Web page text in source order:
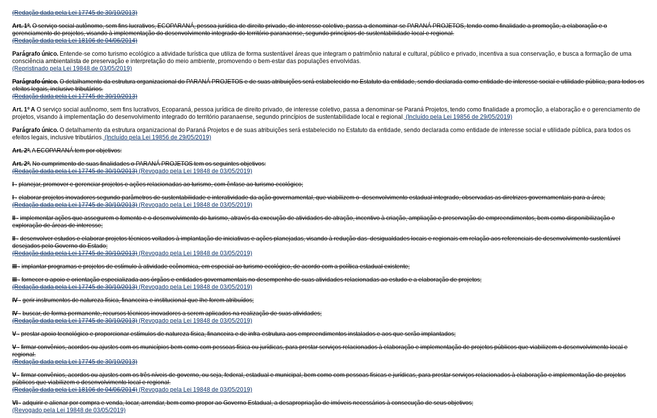
(Redação dada pela Lei 17745 de 30/10/2013)
Art. 1º. O serviço social autônomo, sem fins lucrativos, ECOPARANÁ, pessoa jurídica de direito privado, de interesse coletivo, passa a denominar-se PARANÁ PROJETOS, tendo como finalidade a promoção, a elaboração e o
gerenciamento de projetos, visando à implementação do desenvolvimento integrado do território paranaense, segundo princípios de sustentabilidade local e regional.
(Redação dada pela Lei 18106 de 04/06/2014)
Parágrafo único. Entende-se como turismo ecológico a atividade turística que utiliza de forma sustentável áreas que integram o patrimônio natural e cultural, público e privado, incentiva a sua conservação, e busca a formação de uma
consciência ambientalista de preservação e interpretação do meio ambiente, promovendo o bem-estar das populações envolvidas.
(Repristinado pela Lei 19848 de 03/05/2019)
Parágrafo único. O detalhamento da estrutura organizacional do PARANÁ PROJETOS e de suas atribuições será estabelecido no Estatuto da entidade, sendo declarada como entidade de interesse social e utilidade pública, para todos os
efeitos legais, inclusive tributários.
(Redação dada pela Lei 17745 de 30/10/2013)
Art. 1º A O serviço social autônomo, sem fins lucrativos, Ecoparaná, pessoa jurídica de direito privado, de interesse coletivo, passa a denominar-se Paraná Projetos, tendo como finalidade a promoção, a elaboração e o gerenciamento de
projetos, visando à implementação do desenvolvimento integrado do território paranaense, segundo princípios de sustentabilidade local e regional. (Incluído pela Lei 19856 de 29/05/2019)
Parágrafo único. O detalhamento da estrutura organizacional do Paraná Projetos e de suas atribuições será estabelecido no Estatuto da entidade, sendo declarada como entidade de interesse social e utilidade pública, para todos os
efeitos legais, inclusive tributários. (Incluído pela Lei 19856 de 29/05/2019)
Art. 2º.A ECOPARANÁ tem por objetivos:
Art. 2º. No cumprimento de suas finalidades o PARANÁ PROJETOS tem os seguintes objetivos:
(Redação dada pela Lei 17745 de 30/10/2013) (Revogado pela Lei 19848 de 03/05/2019)
I - planejar, promover e gerenciar projetos e ações relacionadas ao turismo, com ênfase ao turismo ecológico;
I - elaborar projetos inovadores segundo parâmetros de sustentabilidade e interatividade da ação governamental, que viabilizem o desenvolvimento estadual integrado, observadas as diretrizes governamentais para a área;
(Redação dada pela Lei 17745 de 30/10/2013) (Revogado pela Lei 19848 de 03/05/2019)
II - implementar ações que assegurem o fomento e o desenvolvimento do turismo, através da execução de atividades de atração, incentivo à criação, ampliação e preservação de empreendimentos, bem como disponibilização e
exploração de áreas de interesse;
II - desenvolver estudos e elaborar projetos técnicos voltados à implantação de iniciativas e ações planejadas, visando à redução das desigualdades locais e regionais em relação aos referenciais de desenvolvimento sustentável
desejados pelo Governo do Estado;
(Redação dada pela Lei 17745 de 30/10/2013) (Revogado pela Lei 19848 de 03/05/2019)
III - implantar programas e projetos de estímulo à atividade ecônomica, em especial ao turismo ecológico, de acordo com a política estadual existente;
III - fornecer o apoio e orientação especializada aos órgãos e entidades governamentais no desempenho de suas atividades relacionadas ao estudo e a elaboração de projetos;
(Redação dada pela Lei 17745 de 30/10/2013) (Revogado pela Lei 19848 de 03/05/2019)
IV - gerir instrumentos de natureza física, financeira e institucional que lhe forem atribuídos;
IV - buscar, de forma permanente, recursos técnicos inovadores a serem aplicados na realização de suas atividades;
(Redação dada pela Lei 17745 de 30/10/2013) (Revogado pela Lei 19848 de 03/05/2019)
V - prestar apoio tecnológico e proporcionar estímulos de natureza física, financeira e de infra-estrutura aos empreendimentos instalados e aos que serão implantados;
V - firmar convênios, acordos ou ajustes com os municípios bem como com pessoas física ou jurídicas, para prestar serviços relacionados à elaboração e implementação de projetos públicos que viabilizem o desenvolvimento local e
regional.
(Redação dada pela Lei 17745 de 30/10/2013)
V - firmar convênios, acordos ou ajustes com os três níveis de governo, ou seja, federal, estadual e municipal, bem como com pessoas físicas e jurídicas, para prestar serviços relacionados à elaboração e implementação de projetos
públicos que viabilizem o desenvolvimento local e regional.
(Redação dada pela Lei 18106 de 04/06/2014) (Revogado pela Lei 19848 de 03/05/2019)
VI - adquirir e alienar por compra e venda, locar, arrendar, bem como propor ao Governo Estadual, a desapropriação de imóveis necessários à consecução de seus objetivos;
(Revogado pela Lei 19848 de 03/05/2019)